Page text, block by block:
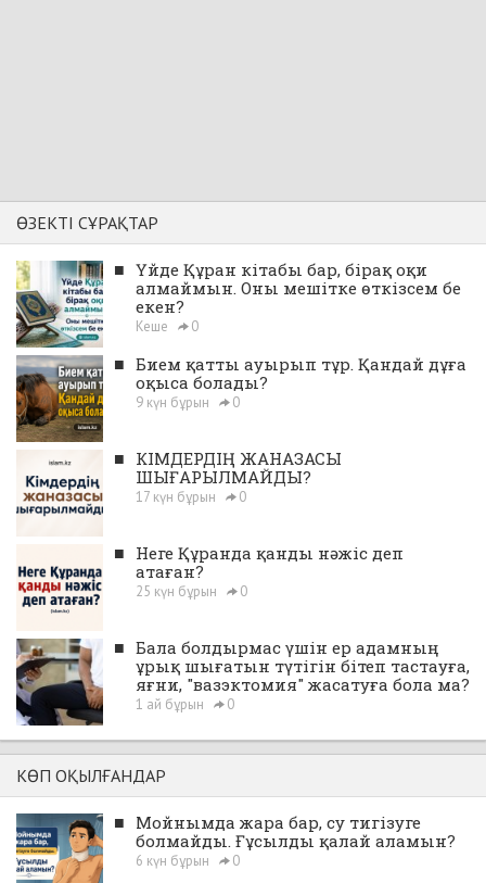
ӨЗЕКТІ СҰРАҚТАР
■ Үйде Құран кітабы бар, бірақ оқи
алмаймын. Оны мешітке өткізсем бе
екен?
Кеше 0
■ Бием қатты ауырып тұр. Қандай дұға
оқыса болады?
9 күн бұрын 0
■ КІМДЕРДІҢ ЖАНАЗАСЫ
ШЫҒАРЫЛМАЙДЫ?
17 күн бұрын 0
■ Неге Құранда қанды нәжіс деп
атаған?
25 күн бұрын 0
■ Бала болдырмас үшін ер адамның
ұрық шығатын түтігін бітеп тастауға,
яғни, "вазэктомия" жасатуға бола ма?
1 ай бұрын 0
КӨП ОҚЫЛҒАНДАР
■ Мойнымда жара бар, су тигізуге
болмайды. Ғұсылды қалай аламын?
6 күн бұрын 0